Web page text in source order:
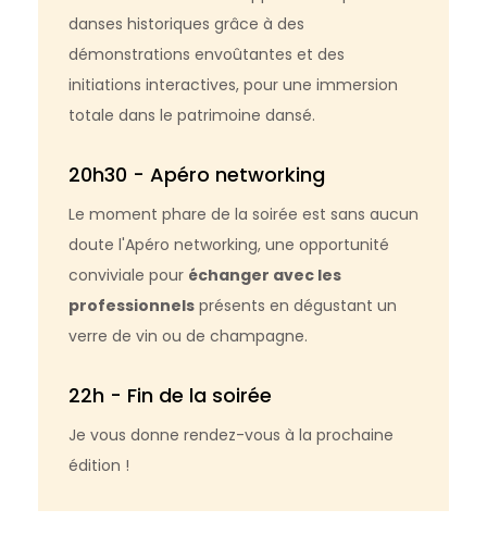
danses historiques grâce à des
démonstrations envoûtantes et des
initiations interactives, pour une immersion
totale dans le patrimoine dansé.
20h30 - Apéro networking
Le moment phare de la soirée est sans aucun
doute l'Apéro networking, une opportunité
conviviale pour échanger avec les
professionnels présents en dégustant un
verre de vin ou de champagne.
22h - Fin de la soirée
Je vous donne rendez-vous à la prochaine
édition !